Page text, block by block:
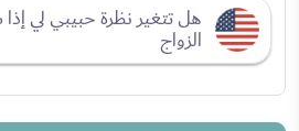
هل تتغير نظرة حبيبي لي
الزواج